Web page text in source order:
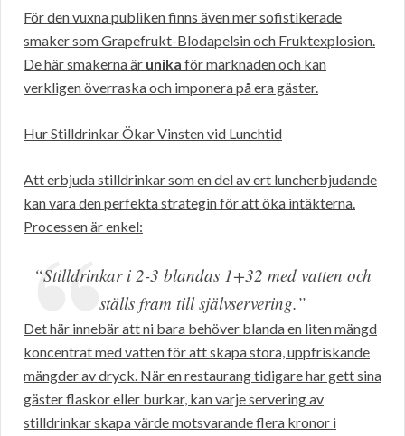
För den vuxna publiken finns även mer sofistikerade
smaker som Grapefrukt-Blodapelsin och Fruktexplosion.
De här smakerna är unika för marknaden och kan
verkligen överraska och imponera på era gäster.
Hur Stilldrinkar Ökar Vinsten vid Lunchtid
Att erbjuda stilldrinkar som en del av ert luncherbjudande
kan vara den perfekta strategin för att öka intäkterna.
Processen är enkel:
“Stilldrinkar i 2-3 blandas 1+32 med vatten och
ställs fram till självservering.”
Det här innebär att ni bara behöver blanda en liten mängd
koncentrat med vatten för att skapa stora, uppfriskande
mängder av dryck. När en restaurang tidigare har gett sina
gäster flaskor eller burkar, kan varje servering av
stilldrinkar skapa värde motsvarande flera kronor i